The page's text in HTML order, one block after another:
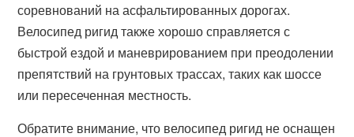
соревнований на асфальтированных дорогах.
Велосипед ригид также хорошо справляется с
быстрой ездой и маневрированием при преодолении
препятствий на грунтовых трассах, таких как шоссе
или пересеченная местность.
Обратите внимание, что велосипед ригид не оснащен